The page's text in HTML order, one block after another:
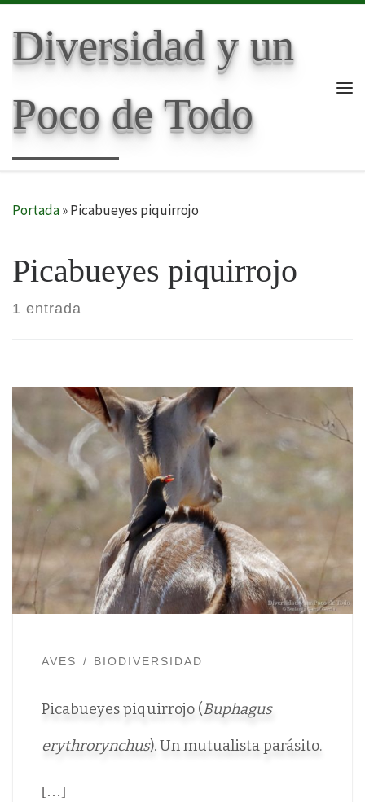
Diversidad y un
Poco de Todo
Portada»Picabueyes piquirrojo
Picabueyes piquirrojo
1 entrada
AVES BIODIVERSIDAD
Picabueyes piquirrojo (Buphagus
erythrorynchus). Un mutualista parásito.
[…]